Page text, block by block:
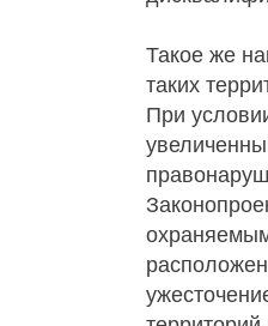
Такое же
таких
При